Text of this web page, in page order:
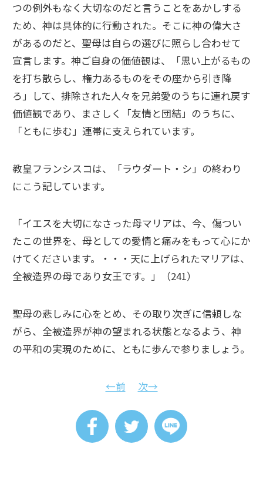
つの例外もなく大切なのだと言うことをあかしする
ため、神は具体的に行動された。そこに神の偉大さ
があるのだと、聖母は自らの選びに照らし合わせて
宣言します。神ご自身の価値観は、「思い上がるもの
を打ち散らし、権力あるものをその座から引き降
ろ」して、排除された人々を兄弟愛のうちに連れ戻す
価値観であり、まさしく「友情と団結」のうちに、
「ともに歩む」連帯に支えられています。
教皇フランシスコは、「ラウダート・シ」の終わり
にこう記しています。
「イエスを大切になさった母マリアは、今、傷つい
たこの世界を、母としての愛情と痛みをもって心にか
けてくださいます。・・・天に上げられたマリアは、
全被造界の母であり女王です。」（241）
聖母の悲しみに心をとめ、その取り次ぎに信頼しな
がら、全被造界が神の望まれる状態となるよう、神
の平和の実現のために、ともに歩んで参りましょう。
←前 次→